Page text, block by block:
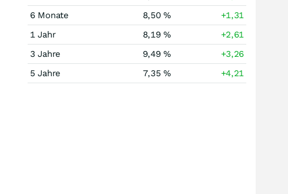
6 Monate
8,50 %
+1,31
1 Jahr
8,19 %
+2,61
3 Jahre
9,49 %
+3,26
5 Jahre
7,35 % +4,21